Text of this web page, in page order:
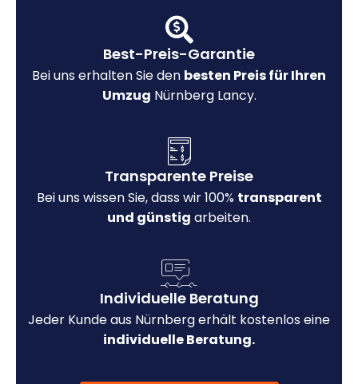
Best-Preis-Garantie
Bei uns erhalten Sie den besten Preis für Ihren
Umzug Nürnberg Lancy.
Transparente Preise
Bei uns wissen Sie, dass wir 100% transparent
und günstig arbeiten.
Individuelle Beratung
Jeder Kunde aus Nürnberg erhält kostenlos eine
individuelle Beratung.